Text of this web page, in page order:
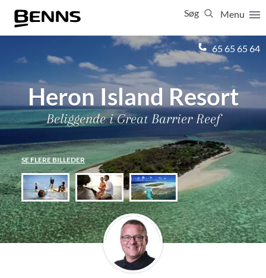
Menu
Søg
65 65 65 64
Heron Island Resort
Beliggende i Great Barrier Reef
SE FLERE BILLEDER
Luk
Vis resultater for: Alle
Ferierejser
Firma- og temarejser
Studierejser